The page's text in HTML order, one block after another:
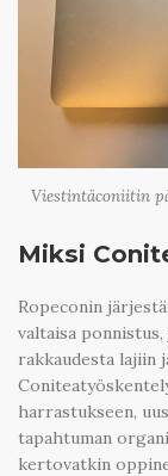
Viestintäconiitin
Miksi
Ropeconin
valtaisa
rakkaudesta lajiin
harrastukseen,
tapahtuman
kertovatkin